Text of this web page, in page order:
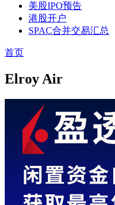
美股IPO预告
港股开户
SPAC合并交易汇总
首页
Elroy Air